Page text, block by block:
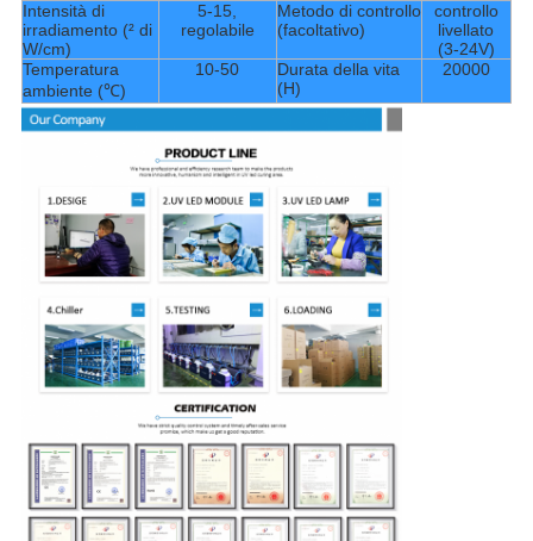
Intensità di
irradiamento (² di
W/cm)
5-15,
regolabile
Metodo di controllo
(facoltativo)
controllo
livellato
(3-24V)
Temperatura
ambiente (℃)
10-50
Durata della vita
(H)
20000